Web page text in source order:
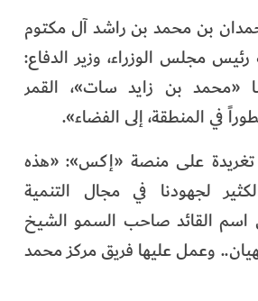
بن محمد بن راشد آل مكتوم
مجلس الوزراء، وزير الدفاع:
«محمد بن زايد سات»، القمر
في المنطقة، إلى الفضاء».
على منصة «إكس»: «هذه
لجهودنا في مجال التنمية
اسم القائد صاحب السمو الشيخ
وعمل عليها فريق مركز محمد